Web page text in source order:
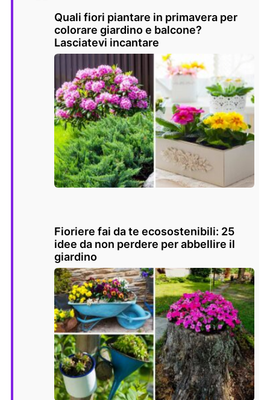
Quali fiori piantare in primavera per
colorare giardino e balcone?
Lasciatevi incantare
Fioriere fai da te ecosostenibili: 25
idee da non perdere per abbellire il
giardino